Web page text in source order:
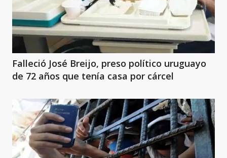
Falleció José Breijo, preso político uruguayo
de 72 años que tenía casa por cárcel